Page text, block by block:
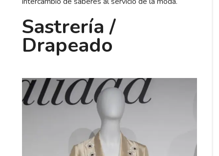
Sastrería /
Drapeado